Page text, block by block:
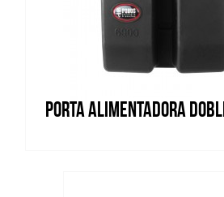
PORTA ALIMENTADORA